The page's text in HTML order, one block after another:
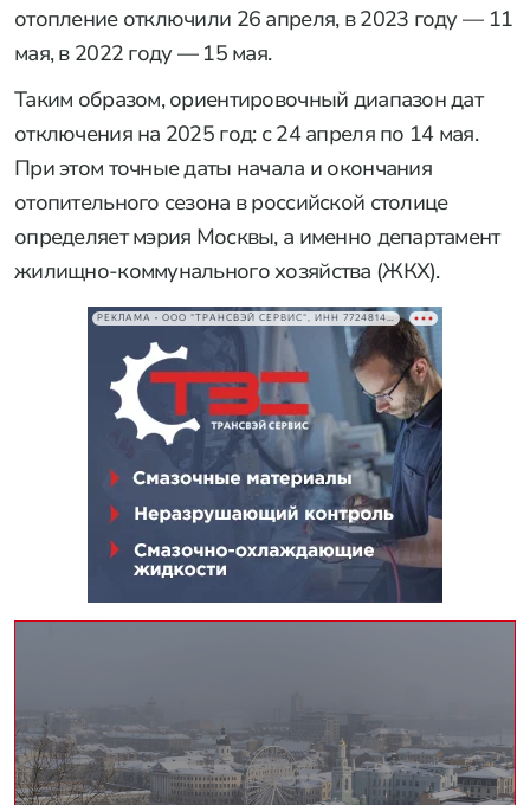
отопление отключили 26 апреля, в 2023 году — 11
мая, в 2022 году — 15 мая.
Таким образом, ориентировочный диапазон дат
отключения на 2025 год: с 24 апреля по 14 мая.
При этом точные даты начала и окончания
отопительного сезона в российской столице
определяет мэрия Москвы, а именно департамент
жилищно-коммунального хозяйства (ЖКХ).
РЕКЛАМА • ООО "ТРАНСВЭЙ СЕРВИС", ИНН 7724814198